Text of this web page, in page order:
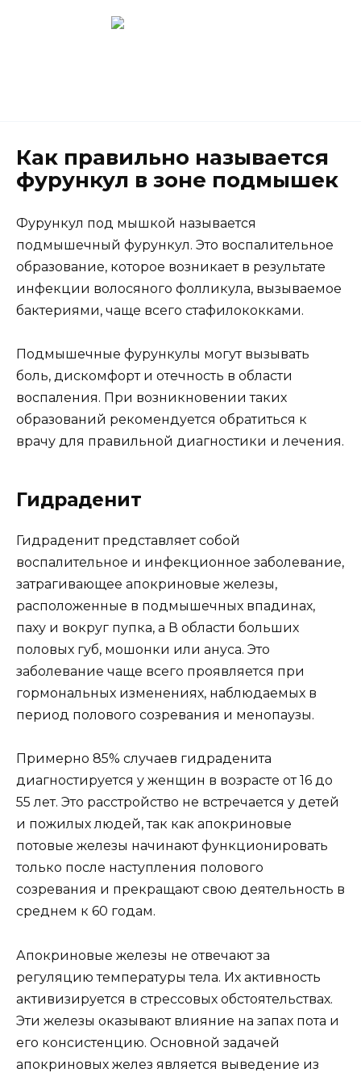
Как правильно называется
фурункул в зоне подмышек
Фурункул под мышкой называется
подмышечный фурункул. Это воспалительное
образование, которое возникает в результате
инфекции волосяного фолликула, вызываемое
бактериями, чаще всего стафилококками.
Подмышечные фурункулы могут вызывать
боль, дискомфорт и отечность в области
воспаления. При возникновении таких
образований рекомендуется обратиться к
врачу для правильной диагностики и лечения.
Гидраденит
Гидраденит представляет собой
воспалительное и инфекционное заболевание,
затрагивающее апокриновые железы,
расположенные в подмышечных впадинах,
паху и вокруг пупка, а В области больших
половых губ, мошонки или ануса. Это
заболевание чаще всего проявляется при
гормональных изменениях, наблюдаемых в
период полового созревания и менопаузы.
Примерно 85% случаев гидраденита
диагностируется у женщин в возрасте от 16 до
55 лет. Это расстройство не встречается у детей
и пожилых людей, так как апокриновые
потовые железы начинают функционировать
только после наступления полового
созревания и прекращают свою деятельность в
среднем к 60 годам.
Апокриновые железы не отвечают за
регуляцию температуры тела. Их активность
активизируется в стрессовых обстоятельствах.
Эти железы оказывают влияние на запах пота и
его консистенцию. Основной задачей
апокриновых желез является выведение из